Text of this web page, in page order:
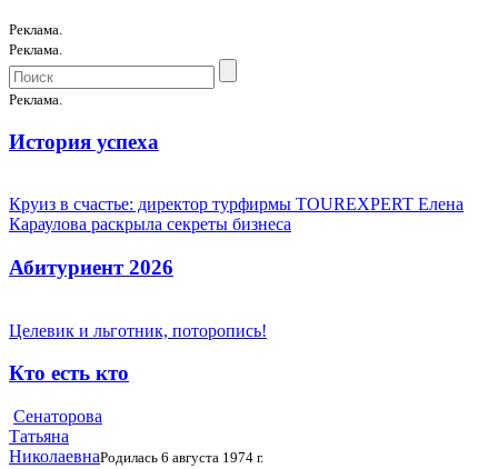
Реклама.
Реклама.
Реклама.
История успеха
Круиз в счастье: директор турфирмы TOUREXPERT Елена
Караулова раскрыла секреты бизнеса
Абитуриент 2026
Целевик и льготник, поторопись!
Кто есть кто
Сенаторова
Татьяна
НиколаевнаРодилась 6 августа 1974 г.